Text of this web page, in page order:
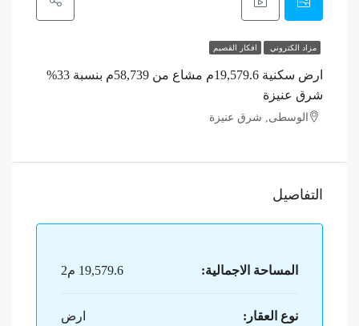
مزاد الكتروني افكار القصيم
ارض سكنية 19,579.6م مشاع من 58,739م بنسبة 33%
شرق عنيزة
الوسطى, شرق عنيزة
التفاصيل
المساحة الاجمالية: 19,579.6 م2
نوع العقار: ارض